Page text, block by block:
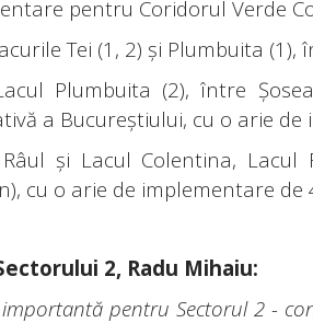
pentru Coridorul Verde
Tei (1, 2) și Plumbuita
Plumbuita (2), între
a Bucureștiului, cu o arie de
și Lacul Colentina, Lacul
cu o arie de implementare de
2, Radu Mihaiu:
importantă pentru Sectorul 2 -